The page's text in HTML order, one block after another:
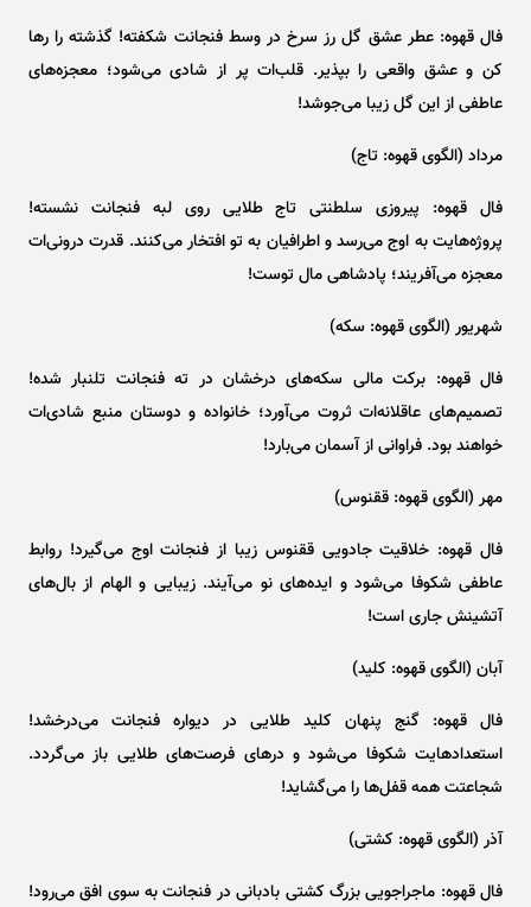
فال قهوه: عطر عشق گل رز سرخ در وسط فنجانت شکفته! گذشته را رها
کن و عشق واقعی را بپذیر. قلب‌ات پر از شادی می‌شود؛ معجزه‌های
عاطفی از این گل زیبا می‌جوشد!
مرداد (الگوی قهوه: تاج)
فال قهوه: پیروزی سلطنتی تاج طلایی روی لبه فنجانت نشسته!
پروژه‌هایت به اوج می‌رسد و اطرافیان به تو افتخار می‌کنند. قدرت درونی‌ات
معجزه می‌آفریند؛ پادشاهی مال توست!
شهریور (الگوی قهوه: سکه)
فال قهوه: برکت مالی سکه‌های درخشان در ته فنجانت تلنبار شده!
تصمیم‌های عاقلانه‌ات ثروت می‌آورد؛ خانواده و دوستان منبع شادی‌ات
خواهند بود. فراوانی از آسمان می‌بارد!
مهر (الگوی قهوه: ققنوس)
فال قهوه: خلاقیت جادویی ققنوس زیبا از فنجانت اوج می‌گیرد! روابط
عاطفی شکوفا می‌شود و ایده‌های نو می‌آیند. زیبایی و الهام از بال‌های
آتشینش جاری است!
آبان (الگوی قهوه: کلید)
فال قهوه: گنج پنهان کلید طلایی در دیواره فنجانت می‌درخشد!
استعدادهایت شکوفا می‌شود و در‌های فرصت‌های طلایی باز می‌گردد.
شجاعتت همه قفل‌ها را می‌گشاید!
آذر (الگوی قهوه: کشتی)
فال قهوه: ماجراجویی بزرگ کشتی بادبانی در فنجانت به سوی افق می‌رود!